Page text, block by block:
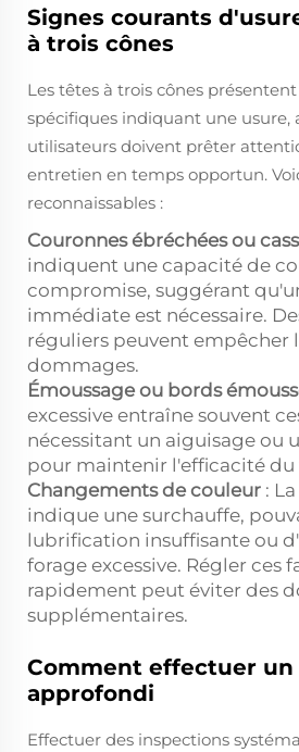
Signes courants
à trois cônes
Les têtes à trois cônes
spécifiques indiquant une usure,
utilisateurs doivent prêter
entretien en temps opportun.
reconnaissables :
Couronnes ébréchées ou
indiquent une capacité de
compromise, suggérant
immédiate est nécessaire.
réguliers peuvent empêcher
dommages.
Émoussage ou bords
excessive entraîne souvent
nécessitant un aiguisage ou
pour maintenir l'efficacité du
Changements de couleur :
indique une surchauffe,
lubrification insuffisante ou
forage excessive. Régler ces
rapidement peut éviter des
supplémentaires.
Comment effectuer un
approfondi
Effectuer des inspections